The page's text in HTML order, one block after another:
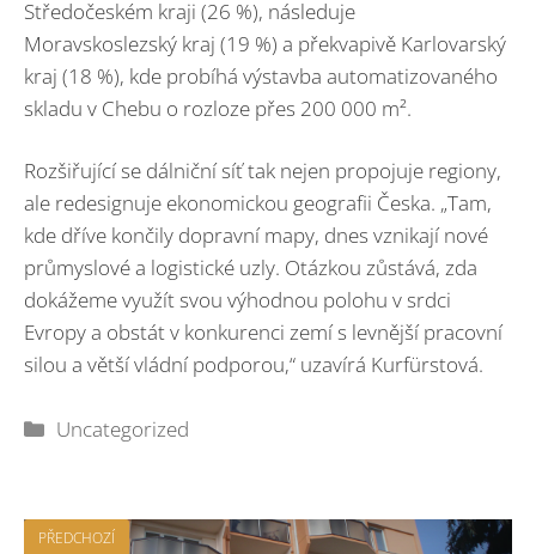
Středočeském kraji (26 %), následuje
Moravskoslezský kraj (19 %) a překvapivě Karlovarský
kraj (18 %), kde probíhá výstavba automatizovaného
skladu v Chebu o rozloze přes 200 000 m².
Rozšiřující se dálniční síť tak nejen propojuje regiony,
ale redesignuje ekonomickou geografii Česka. „Tam,
kde dříve končily dopravní mapy, dnes vznikají nové
průmyslové a logistické uzly. Otázkou zůstává, zda
dokážeme využít svou výhodnou polohu v srdci
Evropy a obstát v konkurenci zemí s levnější pracovní
silou a větší vládní podporou,“ uzavírá Kurfürstová.
Rubriky
Uncategorized
PŘEDCHOZÍ